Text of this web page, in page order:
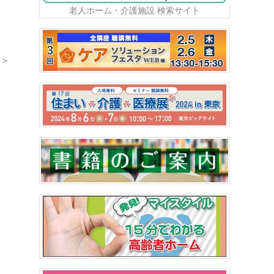
老人ホーム・介護施設 検索サイト